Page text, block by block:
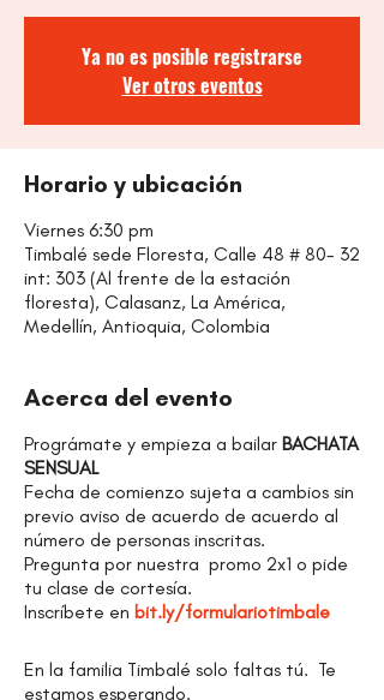
Ya no es posible registrarse
Ver otros eventos
Horario y ubicación
Viernes 6:30 pm
Timbalé sede Floresta, Calle 48 # 80- 32
int: 303 (Al frente de la estación
floresta), Calasanz, La América,
Medellín, Antioquia, Colombia
Acerca del evento
Prográmate y empieza a bailar BACHATA
SENSUAL
Fecha de comienzo sujeta a cambios sin
previo aviso de acuerdo de acuerdo al
número de personas inscritas.
Pregunta por nuestra promo 2x1 o pide
tu clase de cortesía.
Inscríbete en bit.ly/formulariotimbale
En la familia Timbalé solo faltas tú. Te
estamos esperando.